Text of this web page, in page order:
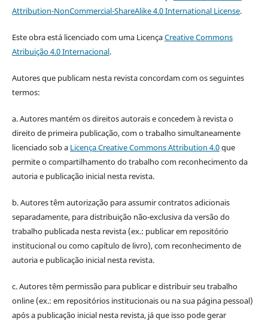
Attribution-NonCommercial-ShareAlike 4.0 International License.
Este obra está licenciado com uma LicençaCreative Commons
Atribuição 4.0 Internacional.
Autores que publicam nesta revista concordam com os seguintes
termos:
a. Autores mantém os direitos autorais e concedem à revista o
direito de primeira publicação, com o trabalho simultaneamente
licenciado sob a Licença Creative Commons Attribution 4.0que
permite o compartilhamento do trabalho com reconhecimento da
autoria e publicação inicial nesta revista.
b. Autores têm autorização para assumir contratos adicionais
separadamente, para distribuição não-exclusiva da versão do
trabalho publicada nesta revista (ex.: publicar em repositório
institucional ou como capítulo de livro), com reconhecimento de
autoria e publicação inicial nesta revista.
c. Autores têm permissão para publicar e distribuir seu trabalho
online (ex.: em repositórios institucionais ou na sua página pessoal)
após a publicação inicial nesta revista, já que isso pode gerar